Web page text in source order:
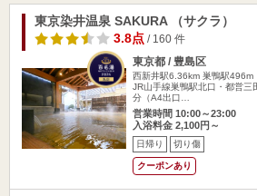
東京染井温泉 SAKURA （サクラ）
3.8点/ 160 件
東京都 / 豊島区
西新井駅6.36km 巣鴨駅496m
JR山手線巣鴨駅北口・都営三
分（A4出口…
営業時間 10:00～23:00
入浴料金 2,100円～
日帰り 切り傷
クーポンあり